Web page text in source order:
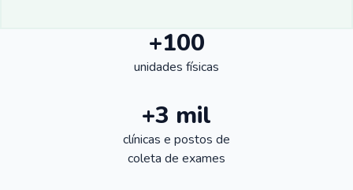
+100
unidades físicas
+3 mil
clínicas e postos de
coleta de exames